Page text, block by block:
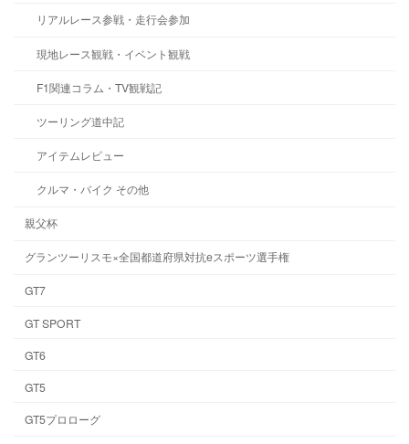
リアルレース参戦・走行会参加
現地レース観戦・イベント観戦
F1関連コラム・TV観戦記
ツーリング道中記
アイテムレビュー
クルマ・バイク その他
親父杯
グランツーリスモ×全国都道府県対抗eスポーツ選手権
GT7
GT SPORT
GT6
GT5
GT5プロローグ